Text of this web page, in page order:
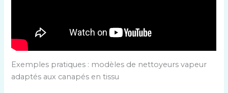
Exemples pratiques : modèles de nettoyeurs vapeur
adaptés aux canapés en tissu